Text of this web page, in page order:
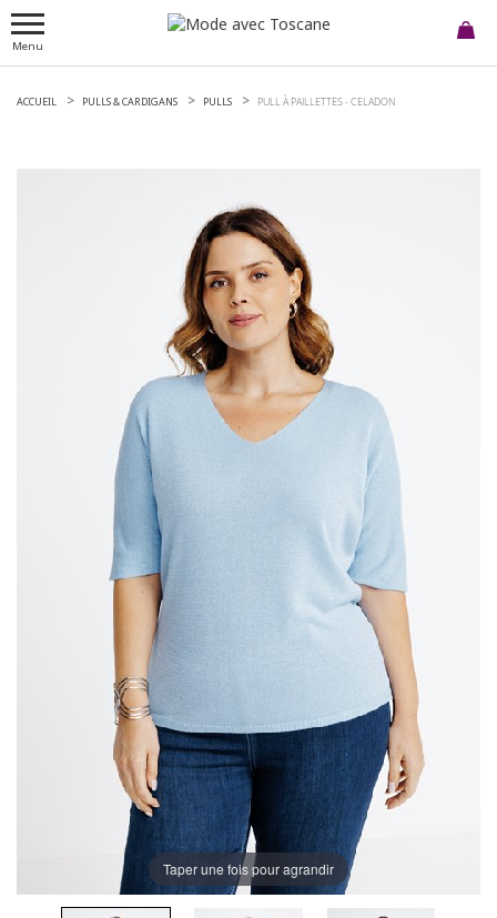
Menu
ACCUEIL PULLS & CARDIGANS PULLS PULL À PAILLETTES -CELADON
Taper une fois pour agrandir